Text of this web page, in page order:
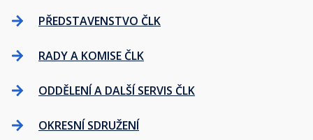
PŘEDSTAVENSTVO ČLK
RADY A KOMISE ČLK
ODDĚLENÍ A DALŠÍ SERVIS ČLK
OKRESNÍ SDRUŽENÍ